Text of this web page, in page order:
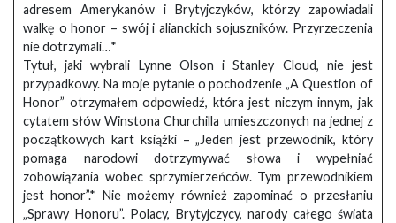
adresem Amerykanów i Brytyjczyków, którzy zapowiadali
walkę o honor – swój i alianckich sojuszników. Przyrzeczenia
nie dotrzymali…*
Tytuł, jaki wybrali Lynne Olson i Stanley Cloud, nie jest
przypadkowy. Na moje pytanie o pochodzenie „A Question of
Honor” otrzymałem odpowiedź, która jest niczym innym, jak
cytatem słów Winstona Churchilla umieszczonych na jednej z
początkowych kart książki – „Jeden jest przewodnik, który
pomaga narodowi dotrzymywać słowa i wypełniać
zobowiązania wobec sprzymierzeńców. Tym przewodnikiem
jest honor”.* Nie możemy również zapominać o przesłaniu
„Sprawy Honoru”. Polacy, Brytyjczycy, narody całego świata